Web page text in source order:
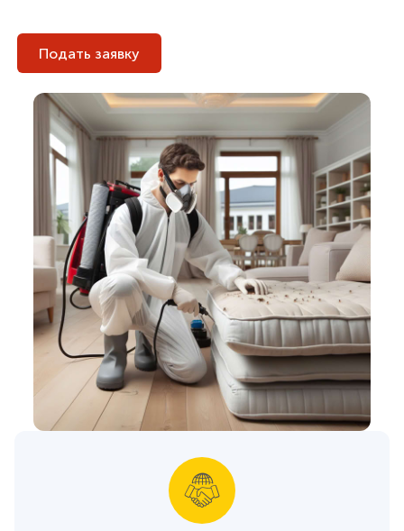
Подать заявку